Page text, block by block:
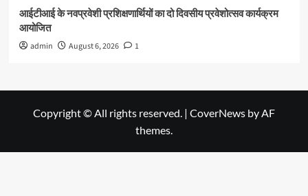
आईटीआई के नवप्रवेशी प्रशिक्षणार्थियों का दो दिवसीय प्रवेशोत्सव कार्यक्रम
आयोजित
admin August 6, 2026 1
Copyright © All rights reserved. | CoverNews by AF
themes.